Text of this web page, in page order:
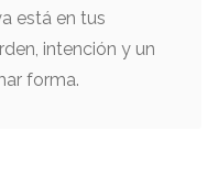
está en tus
intención y un
forma.